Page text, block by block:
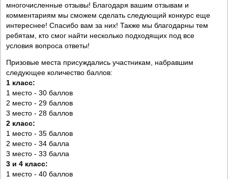
многочисленные отзывы! Благодаря вашим отзывам и
комментариям мы сможем сделать следующий конкурс еще
интереснее! Спасибо вам за них! Также мы благодарны тем
ребятам, кто смог найти несколько подходящих под все
условия вопроса ответы!
Призовые места присуждались участникам, набравшим
следующее количество баллов:
1 класс:
1 место - 30 баллов
2 место - 29 баллов
3 место - 28 баллов
2 класс:
1 место - 35 баллов
2 место - 34 балла
3 место - 33 балла
3 и 4 класс:
1 место - 40 баллов